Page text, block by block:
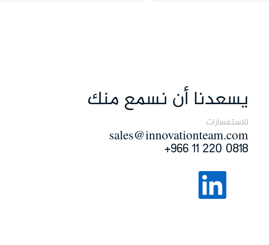
يسعدنا أن نسمع منك
للاستفسارات
sales@innovationteam.com
0818 220 11 966+